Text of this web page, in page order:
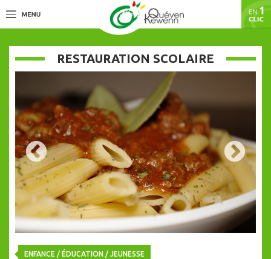
RESTAURATION SCOLAIRE
ENFANCE / ÉDUCATION / JEUNESSE